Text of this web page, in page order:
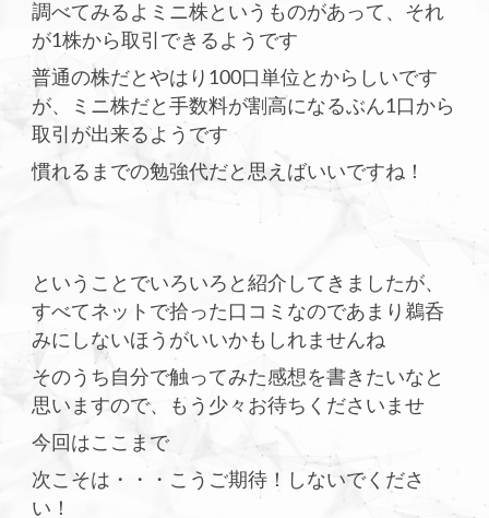
調べてみるよミニ株というものがあって、それ
が1株から取引できるようです
普通の株だとやはり100口単位とからしいです
が、ミニ株だと手数料が割高になるぶん1口から
取引が出来るようです
慣れるまでの勉強代だと思えばいいですね！
ということでいろいろと紹介してきましたが、
すべてネットで拾った口コミなのであまり鵜呑
みにしないほうがいいかもしれませんね
そのうち自分で触ってみた感想を書きたいなと
思いますので、もう少々お待ちくださいませ
今回はここまで
次こそは・・・こうご期待！しないでくださ
い！